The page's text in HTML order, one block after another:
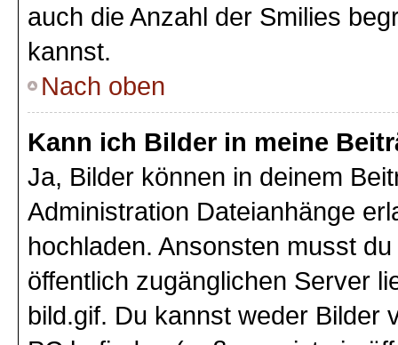
auch die Anzahl der Smilies
kannst.
Nach oben
Kann ich Bilder in meine
Ja, Bilder können in deinem
Administration Dateianhänge
hochladen. Ansonsten musst
öffentlich zugänglichen Server
bild.gif. Du kannst weder Bilder